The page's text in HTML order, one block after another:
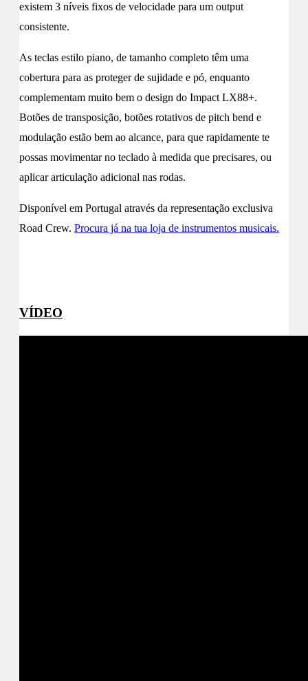
existem 3 níveis fixos de velocidade para um output
consistente.
As teclas estilo piano, de tamanho completo têm uma
cobertura para as proteger de sujidade e pó, enquanto
complementam muito bem o design do Impact LX88+.
Botões de transposição, botões rotativos de pitch bend e
modulação estão bem ao alcance, para que rapidamente te
possas movimentar no teclado à medida que precisares, ou
aplicar articulação adicional nas rodas.
Disponível em Portugal através da representação exclusiva
Road Crew. Procura já na tua loja de instrumentos musicais.
VÍDEO